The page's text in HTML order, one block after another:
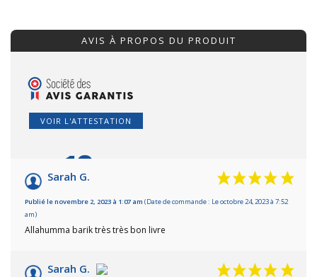
AVIS À PROPOS DU PRODUIT
VOIR L'ATTESTATION
10
Basé sur 4 avis
Sarah G.
Publié le novembre 2, 2023 à 1:07 am (Date de commande : Le octobre 24, 2023 à 7:52
am)
Allahumma barik très très bon livre
Sarah G.